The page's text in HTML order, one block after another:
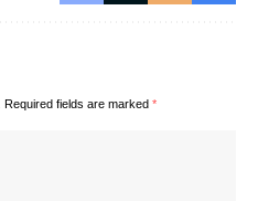
Required fields are marked *